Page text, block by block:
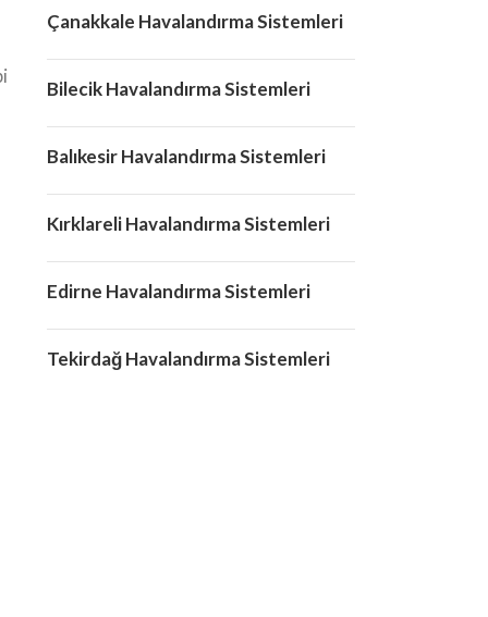
Çanakkale Havalandırma Sistemleri
Bilecik Havalandırma Sistemleri
Balıkesir Havalandırma Sistemleri
Kırklareli Havalandırma Sistemleri
Edirne Havalandırma Sistemleri
Tekirdağ Havalandırma Sistemleri